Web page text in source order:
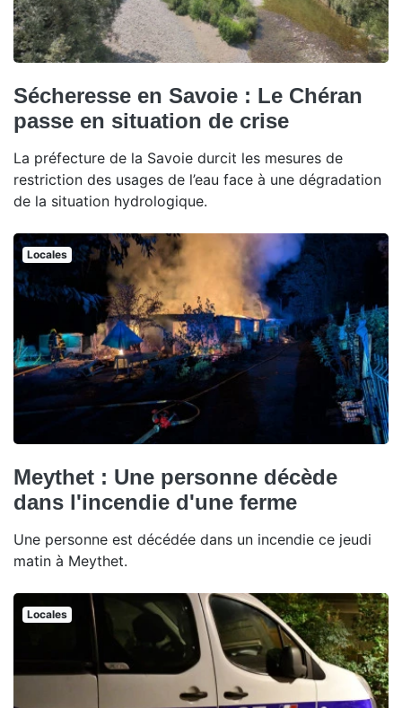
Sécheresse en Savoie : Le Chéran
passe en situation de crise
La préfecture de la Savoie durcit les mesures de
restriction des usages de l’eau face à une dégradation
de la situation hydrologique.
Locales
Meythet : Une personne décède
dans l'incendie d'une ferme
Une personne est décédée dans un incendie ce jeudi
matin à Meythet.
Locales